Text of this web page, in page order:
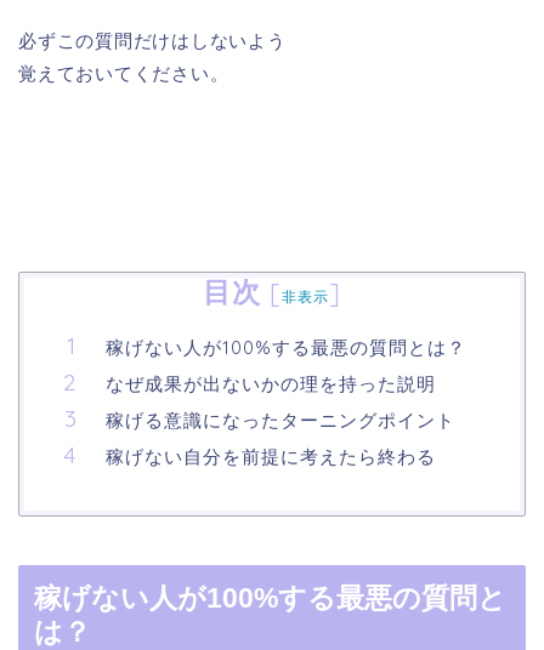
必ずこの質問だけはしないよう
覚えておいてください。
目次 [非表示]
稼げない人が100%する最悪の質問とは？
なぜ成果が出ないかの理を持った説明
稼げる意識になったターニングポイント
稼げない自分を前提に考えたら終わる
稼げない人が100%する最悪の質問と
は？